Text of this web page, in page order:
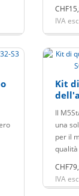
IVA
Kit
Il
una
per il
IVA